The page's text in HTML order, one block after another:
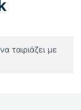
ταιριάζει με